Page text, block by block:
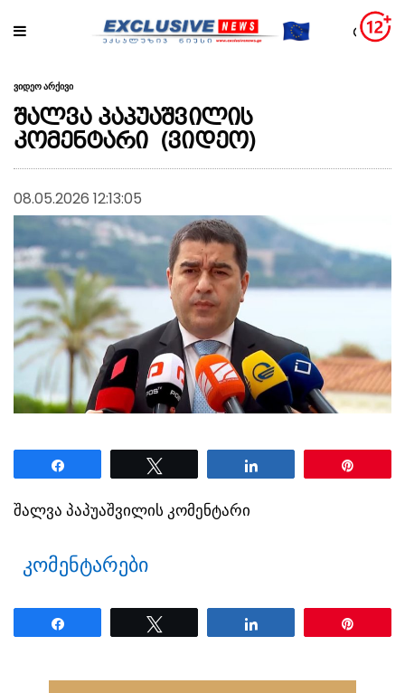
ვიდეო არქივი
შალვა პაპუაშვილის
კომენტარი (ვიდეო)
08.05.2026 12:13:05
შალვა პაპუაშვილის კომენტარი
კომენტარები